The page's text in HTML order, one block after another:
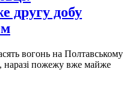
другу добу
вогонь на Полтавському
наразі пожежу вже майже